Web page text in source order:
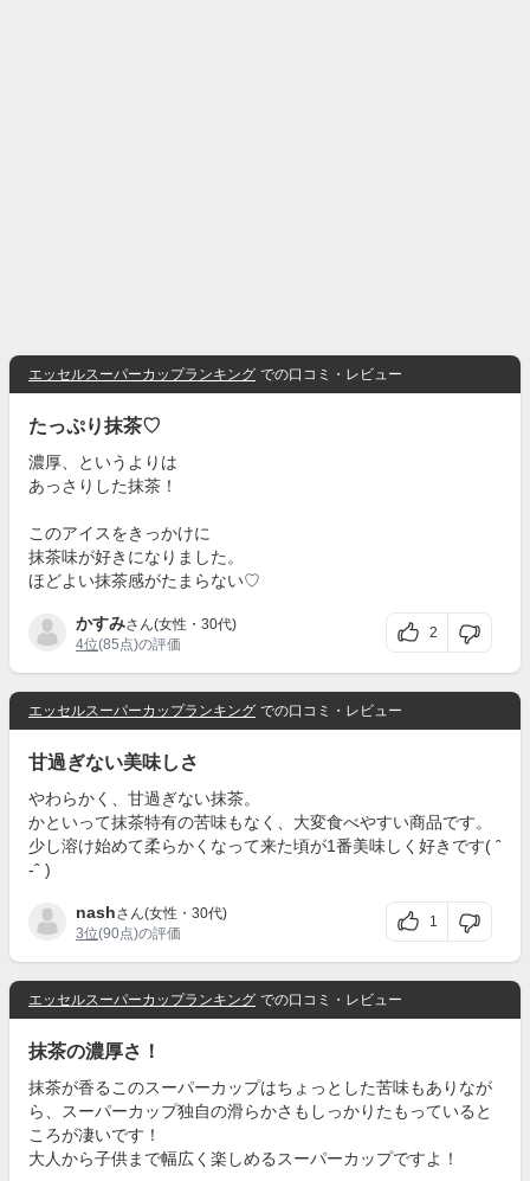
エッセルスーパーカップランキング での口コミ・レビュー
たっぷり抹茶♡
濃厚、というよりは
あっさりした抹茶！
このアイスをきっかけに
抹茶味が好きになりました。
ほどよい抹茶感がたまらない♡
かすみさん(女性・30代)
4位(85点)の評価
2
エッセルスーパーカップランキング での口コミ・レビュー
甘過ぎない美味しさ
やわらかく、甘過ぎない抹茶。
かといって抹茶特有の苦味もなく、大変食べやすい商品です。
少し溶け始めて柔らかくなって来た頃が1番美味しく好きです( ˆ
-ˆ )
nashさん(女性・30代)
3位(90点)の評価
1
エッセルスーパーカップランキング での口コミ・レビュー
抹茶の濃厚さ！
抹茶が香るこのスーパーカップはちょっとした苦味もありなが
ら、スーパーカップ独自の滑らかさもしっかりたもっていると
ころが凄いです！
大人から子供まで幅広く楽しめるスーパーカップですよ！